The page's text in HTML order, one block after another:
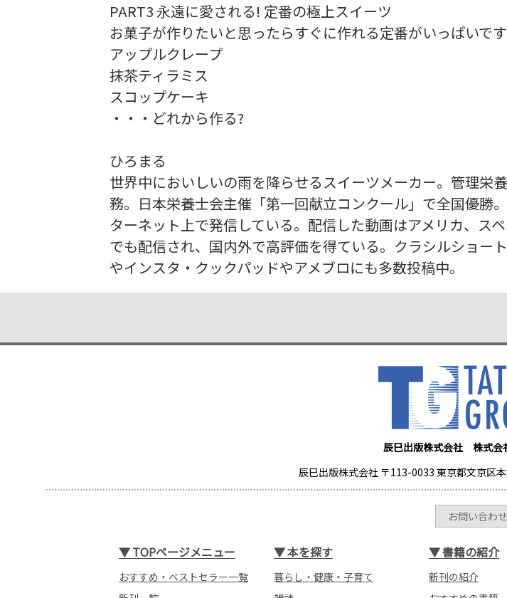
PART3 永遠に愛される! 定番の極上スイーツ
お菓子が作りたいと思ったらすぐに作れる定番がいっぱいです
アップルクレープ
抹茶ティラミス
スコップケーキ
・・・どれから作る?
ひろまる
世界中においしいの雨を降らせるスイーツメーカー。管理栄
務。日本栄養士会主催「第一回献立コンクール」で全国優勝
ターネット上で発信している。配信した動画はアメリカ、ス
でも配信され、国内外で高評価を得ている。クラシルショー
やインスタ・クックパッドやアメブロにも多数投稿中。
辰巳出版株式会社 株式会
辰巳出版株式会社 〒113-0033 東京都文京区
お問い合わせ
▼TOPページメニュー
おすすめ・ベストセラー一覧
▼本を探す
暮らし・健康・子育て
▼書籍の紹介
新刊の紹介